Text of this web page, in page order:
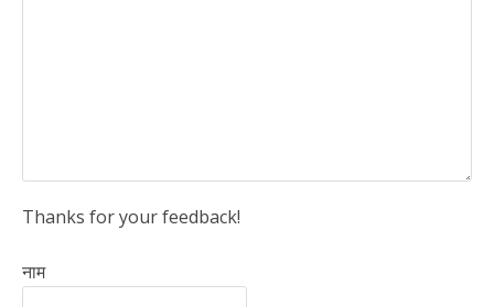
Thanks for your feedback!
नाम